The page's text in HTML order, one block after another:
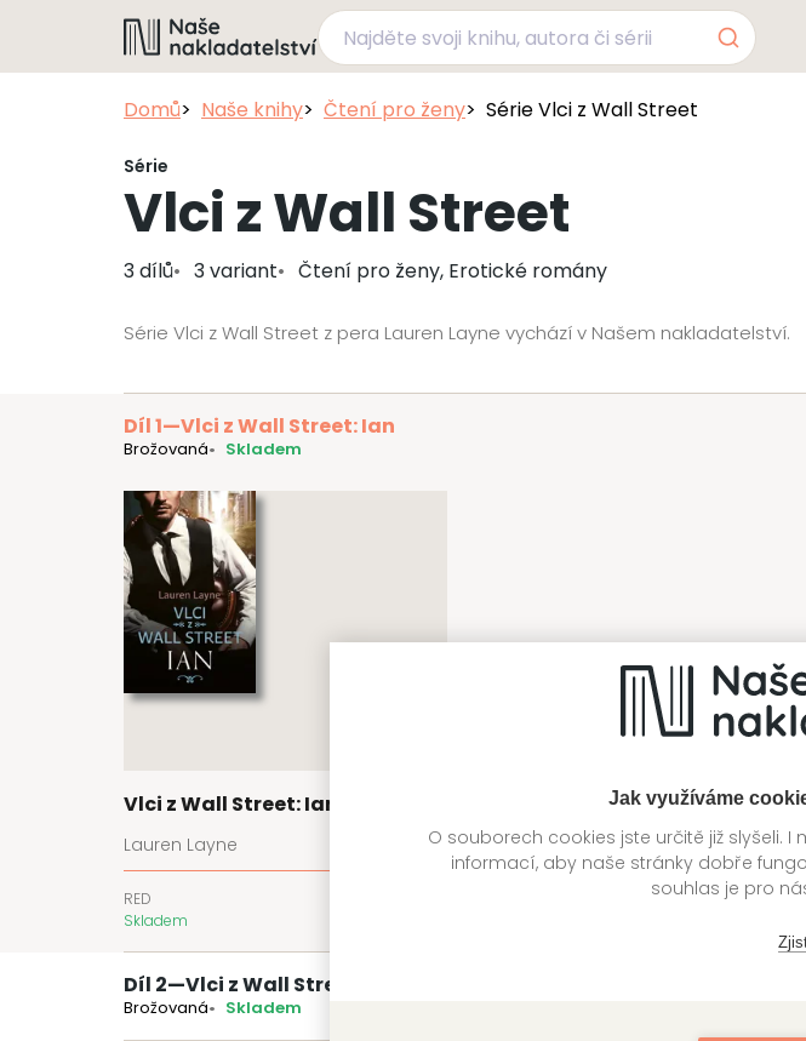
Jak využíváme
O souborech cookies jste určitě již slyšeli.
informací, aby naše stránky dobře
souhlas je pro
Domů Naše knihy Čtení pro ženy Série Vlci z Wall Street
Série
Vlci z Wall Street
3 dílů 3 variant Čtení pro ženy, Erotické romány
Série Vlci z Wall Street z pera Lauren Layne vychází v Našem nakladatelství.
Díl 1—Vlci z Wall Street: Ian
Brožovaná Skladem
Vlci z Wall Street: Ian
Lauren Layne
RED
Skladem
Díl 2—Vlci z Wall Street: Matt
Brožovaná Skladem